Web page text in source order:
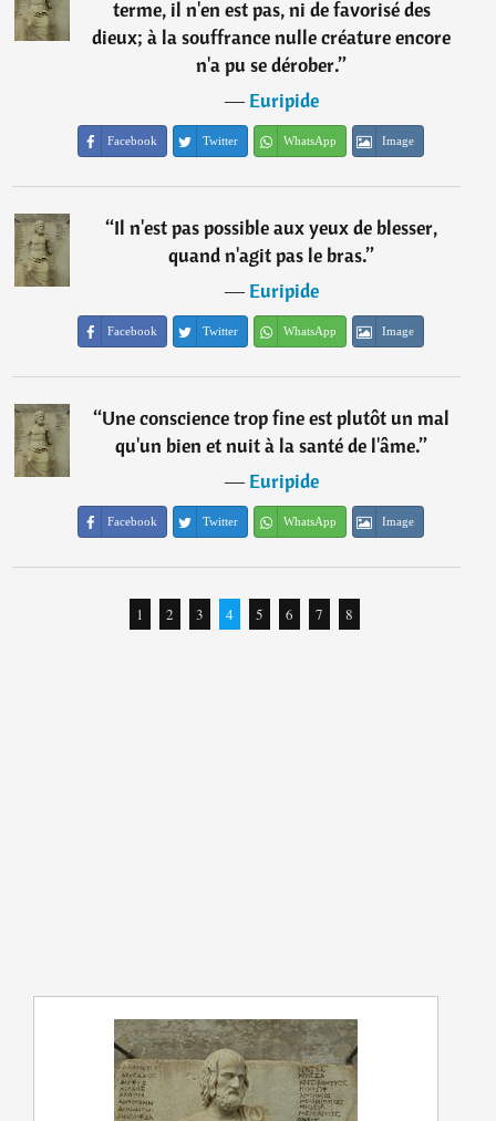
terme, il n'en est pas, ni de favorisé des
dieux; à la souffrance nulle créature encore
n'a pu se dérober.”
―Euripide
Facebook Twitter WhatsApp Image
“Il n'est pas possible aux yeux de blesser,
quand n'agit pas le bras.”
―Euripide
Facebook Twitter WhatsApp Image
“Une conscience trop fine est plutôt un mal
qu'un bien et nuit à la santé de l'âme.”
―Euripide
Facebook Twitter WhatsApp Image
1 2 3 4 5 6 7 8